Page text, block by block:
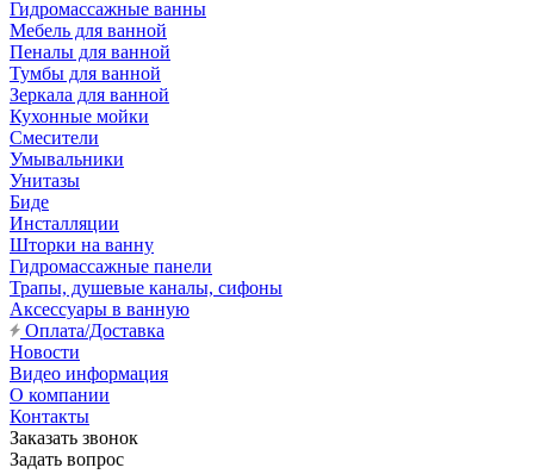
Гидромассажные ванны
Мебель для ванной
Пеналы для ванной
Тумбы для ванной
Зеркала для ванной
Кухонные мойки
Смесители
Умывальники
Унитазы
Биде
Инсталляции
Шторки на ванну
Гидромассажные панели
Трапы, душевые каналы, сифоны
Аксессуары в ванную
Оплата/Доставка
Новости
Видео информация
О компании
Контакты
Заказать звонок
Задать вопрос